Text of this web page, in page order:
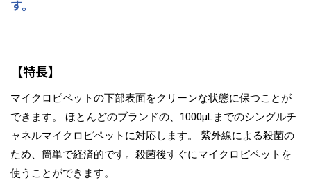
す。
【特長】
マイクロピペットの下部表面をクリーンな状態に保つことが
できます。 ほとんどのブランドの、1000μLまでのシングルチ
ャネルマイクロピペットに対応します。 紫外線による殺菌の
ため、簡単で経済的です。殺菌後すぐにマイクロピペットを
使うことができます。